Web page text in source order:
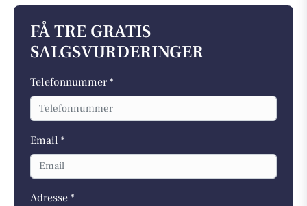
FÅ TRE GRATIS
SALGSVURDERINGER
Telefonnummer *
Email *
Adresse *